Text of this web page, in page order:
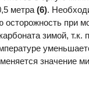
метра(6).
осторожность при
зимой, т.к.
значение